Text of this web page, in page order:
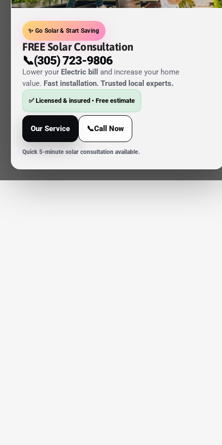
✨ Go Solar & Start Saving
FREE Solar Consultation
📞(305) 723-9806
Lower your Electric bill
and increase your home
value. Fast installation. Trusted local experts.
✅ Licensed & insured • Free estimate
Our Service 📞Call Now
Quick 5-minute solar consultation available.